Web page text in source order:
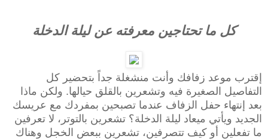
كل ما تحتاجين معرفته عن ليلة الدخلة
إقترب موعد زفافك وأنت منشغلة جداً بتحضير كل
التفاصيل الصغيرة فيه وتشعرين بالقلق حيالها. ولكن ماذا
بعد إنتهاء حفل الزفاف عندما تصبحين بمفردك مع عريسك
الجديد ويأتي ميعاد ليلة الدخلة؟ تشعرين بالتوتر، لا تعرفين
ما تفعلين أو كيف تتصرفين، تشعرين ببعض الخجل وهناك